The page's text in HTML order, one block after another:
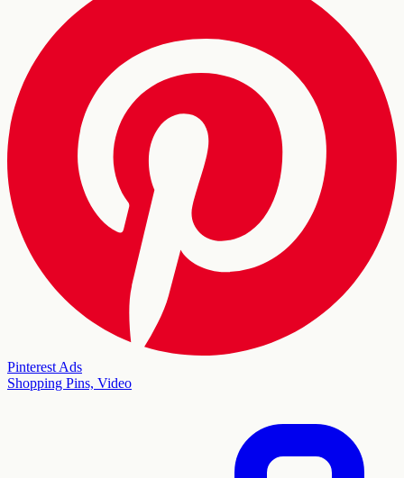
Pinterest Ads
Shopping Pins, Video